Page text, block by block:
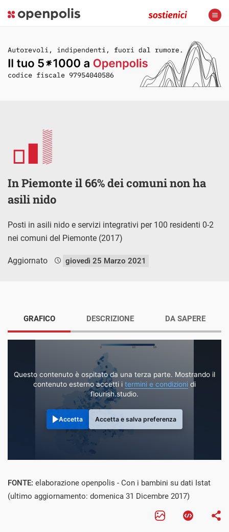
In Piemonte il 66% dei comuni non ha
asili nido
Posti in asili nido e servizi integrativi per 100 residenti 0-2
nei comuni del Piemonte (2017)
Aggiornato giovedì 25 Marzo 2021
GRAFICO
Questo contenuto è ospitato da una terza parte. Mostrando il
contenuto esterno accetti i termini e condizioni di
flourish.studio.
Accetta Accetta e salva preferenza
DESCRIZIONE DA SAPERE
FONTE: elaborazione openpolis - Con i bambini su dati Istat
(ultimo aggiornamento: domenica 31 Dicembre 2017)